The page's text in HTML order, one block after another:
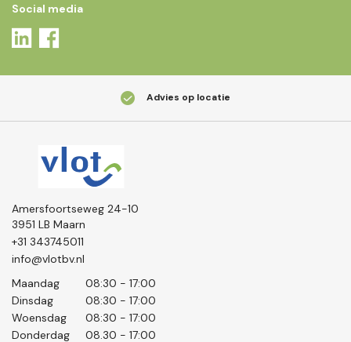
Social media
Advies op locatie
Amersfoortseweg 24-10
3951 LB Maarn
+31 343745011
info@vlotbv.nl
Maandag
08:30 - 17:00
Dinsdag
08:30 - 17:00
Woensdag
08:30 - 17:00
Donderdag
08.30 - 17:00